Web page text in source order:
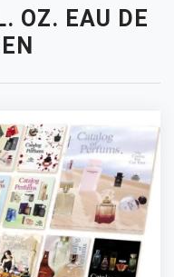
OZ. EAU DE